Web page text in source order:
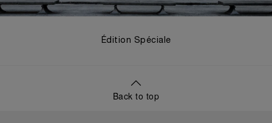
Édition Spéciale
Back to top